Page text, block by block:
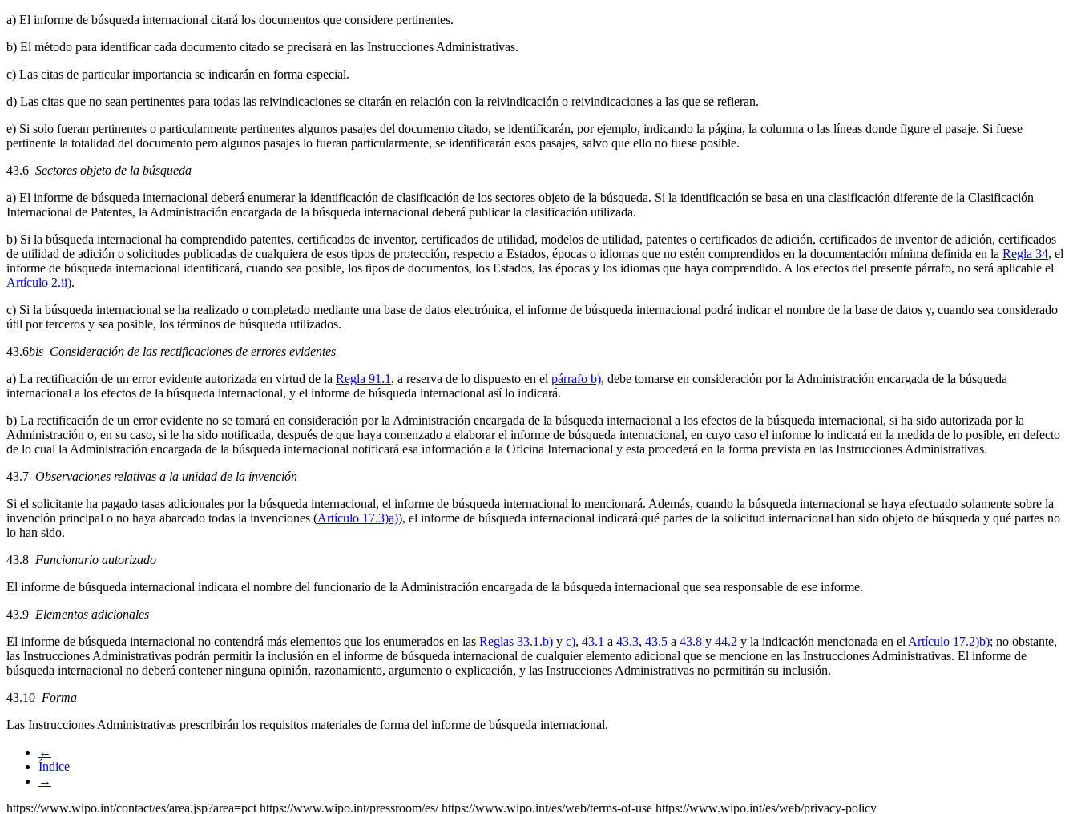
a) El informe de búsqueda internacional citará los documentos que considere pertinentes.
b) El método para identificar cada documento citado se precisará en las Instrucciones Administrativas.
c) Las citas de particular importancia se indicarán en forma especial.
d) Las citas que no sean pertinentes para todas las reivindicaciones se citarán en relación con la reivindicación o reivindicaciones a las que se refieran.
e) Si solo fueran pertinentes o particularmente pertinentes algunos pasajes del documento citado, se identificarán, por ejemplo, indicando la página, la columna o las líneas donde figure el pasaje. Si fuese
pertinente la totalidad del documento pero algunos pasajes lo fueran particularmente, se identificarán esos pasajes, salvo que ello no fuese posible.
43.6 Sectores objeto de la búsqueda
a) El informe de búsqueda internacional deberá enumerar la identificación de clasificación de los sectores objeto de la búsqueda. Si la identificación se basa en una clasificación diferente de la Clasificación
Internacional de Patentes, la Administración encargada de la búsqueda internacional deberá publicar la clasificación utilizada.
b) Si la búsqueda internacional ha comprendido patentes, certificados de inventor, certificados de utilidad, modelos de utilidad, patentes o certificados de adición, certificados de inventor de adición, certificados
de utilidad de adición o solicitudes publicadas de cualquiera de esos tipos de protección, respecto a Estados, épocas o idiomas que no estén comprendidos en la documentación mínima definida en la Regla 34, el
informe de búsqueda internacional identificará, cuando sea posible, los tipos de documentos, los Estados, las épocas y los idiomas que haya comprendido. A los efectos del presente párrafo, no será aplicable el
Artículo 2.ii).
c) Si la búsqueda internacional se ha realizado o completado mediante una base de datos electrónica, el informe de búsqueda internacional podrá indicar el nombre de la base de datos y, cuando sea considerado
útil por terceros y sea posible, los términos de búsqueda utilizados.
43.6bis Consideración de las rectificaciones de errores evidentes
a) La rectificación de un error evidente autorizada en virtud de la Regla 91.1 , a reserva de lo dispuesto en el párrafo b), debe tomarse en consideración por la Administración encargada de la búsqueda
internacional a los efectos de la búsqueda internacional, y el informe de búsqueda internacional así lo indicará.
b) La rectificación de un error evidente no se tomará en consideración por la Administración encargada de la búsqueda internacional a los efectos de la búsqueda internacional, si ha sido autorizada por la
Administración o, en su caso, si le ha sido notificada, después de que haya comenzado a elaborar el informe de búsqueda internacional, en cuyo caso el informe lo indicará en la medida de lo posible, en defecto
de lo cual la Administración encargada de la búsqueda internacional notificará esa información a la Oficina Internacional y esta procederá en la forma prevista en las Instrucciones Administrativas.
43.7 Observaciones relativas a la unidad de la invención
Si el solicitante ha pagado tasas adicionales por la búsqueda internacional, el informe de búsqueda internacional lo mencionará. Además, cuando la búsqueda internacional se haya efectuado solamente sobre la
invención principal o no haya abarcado todas la invenciones (Artículo 17.3)a)), el informe de búsqueda internacional indicará qué partes de la solicitud internacional han sido objeto de búsqueda y qué partes no
lo han sido.
43.8 Funcionario autorizado
El informe de búsqueda internacional indicara el nombre del funcionario de la Administración encargada de la búsqueda internacional que sea responsable de ese informe.
43.9 Elementos adicionales
El informe de búsqueda internacional no contendrá más elementos que los enumerados en las Reglas 33.1.b) y c), 43.1 a 43.3, 43.5 a 43.8 y 44.2 y la indicación mencionada en el Artículo 17.2)b); no obstante,
las Instrucciones Administrativas podrán permitir la inclusión en el informe de búsqueda internacional de cualquier elemento adicional que se mencione en las Instrucciones Administrativas. El informe de
búsqueda internacional no deberá contener ninguna opinión, razonamiento, argumento o explicación, y las Instrucciones Administrativas no permitirán su inclusión.
43.10 Forma
Las Instrucciones Administrativas prescribirán los requisitos materiales de forma del informe de búsqueda internacional.
←
Índice
→
https://www.wipo.int/contact/es/area.jsp?area=pct https://www.wipo.int/pressroom/es/ https://www.wipo.int/es/web/terms-of-use https://www.wipo.int/es/web/privacy-policy